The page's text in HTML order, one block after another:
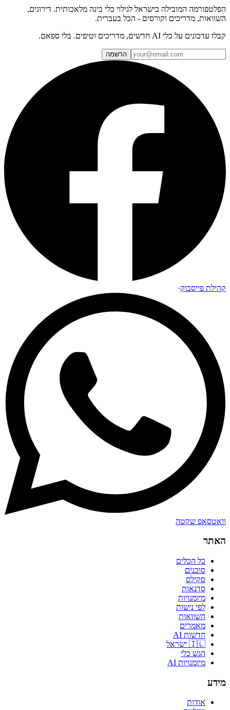
הפלטפורמה המובילה בישראל לגילוי כלי בינה מלאכותית. דירוגים,
השוואות, מדריכים וקורסים - הכל בעברית.
קבלו עדכונים על כלי AI חדשים, מדריכים וטיפים. בלי ספאם.
הרשמה
קהילת פייסבוק·
וואטסאפ שקטה
האתר
כל הכלים
סוכנים
סקילס
סדנאות
מיומנויות
לפי נישות
השוואות
מאמרים
חדשות AI
🇮🇱 ישראל
הגש כלי
מיומנויות AI
מידע
אודות